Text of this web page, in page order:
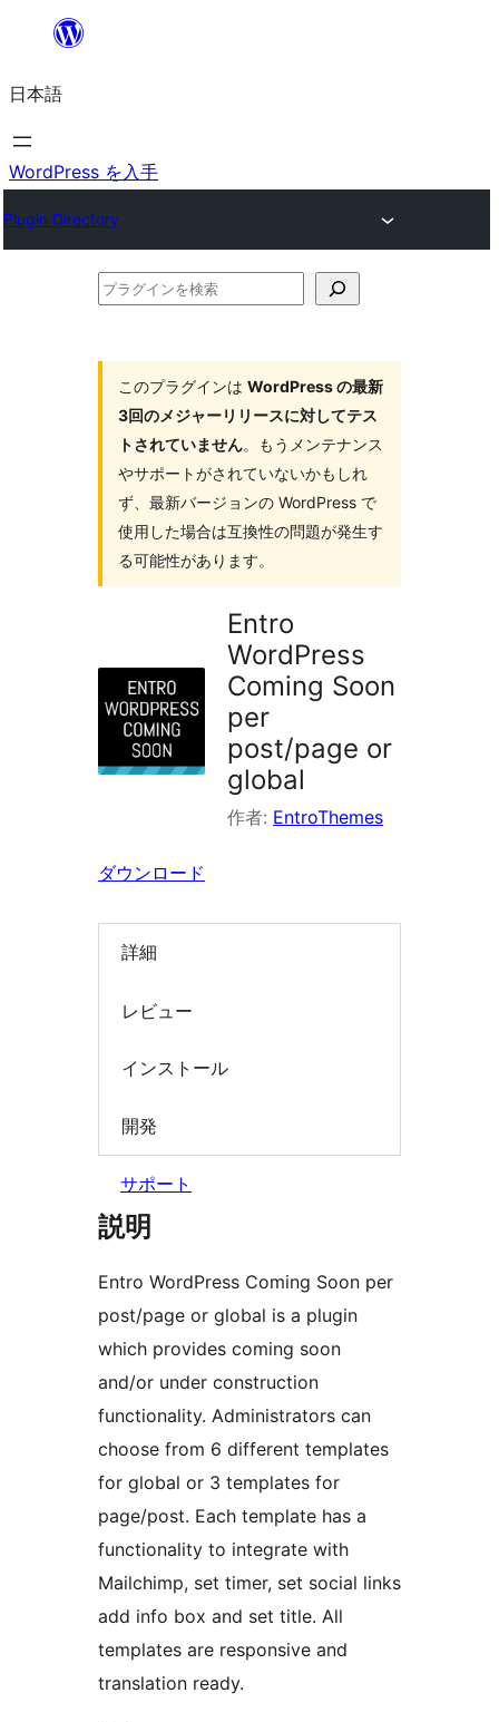
を
ス
キ
プ
日本語
WordPress を入手
Plugin Directory
プ
このプラグインは WordPress の最新
3回のメジャーリリースに対してテス
トされていません。もうメンテナンス
やサポートがされていないかもしれ
ず、最新バージョンの WordPress で
使用した場合は互換性の問題が発生す
る可能性があります。
Entro
WordPress
Coming Soon
per
post/page or
global
作者: EntroThemes
ダウンロード
詳細
レビュー
インストール
開発
サポート
説明
Entro WordPress Coming Soon per
post/page or global is a plugin
which provides coming soon
and/or under construction
functionality. Administrators can
choose from 6 different templates
for global or 3 templates for
page/post. Each template has a
functionality to integrate with
Mailchimp, set timer, set social links
add info box and set title. All
templates are responsive and
translation ready.